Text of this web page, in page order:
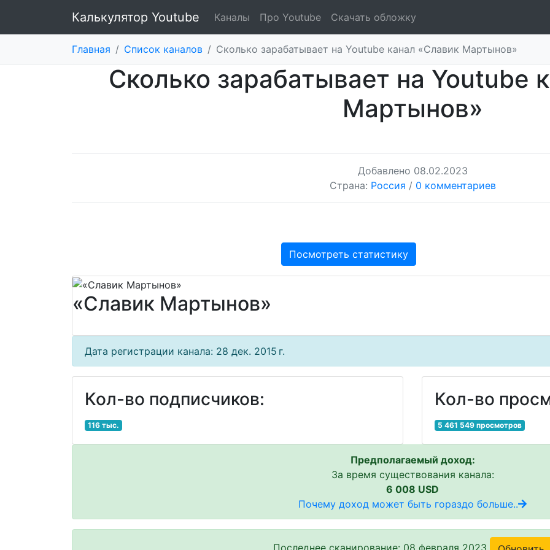
Калькулятор Youtube Каналы Про Youtube Скачать обложку
Главная / Список каналов / Сколько зарабатывает на Youtube канал «Славик Мартынов»
Сколько зарабатывает на Youtube
Мартынов»
Добавлено 08.02.2023
Страна: Россия / 0 комментариев
Посмотреть статистику
«Славик Мартынов»
Дата регистрации канала: 28 дек. 2015 г.
Кол-во подписчиков:
116 тыс.
Кол-во
5 461 549 просмотров
Предполагаемый доход:
За время существования канала:
6 008 USD
Почему доход может быть гораздо больше..
Последнее сканирование: 08 февраля 2023